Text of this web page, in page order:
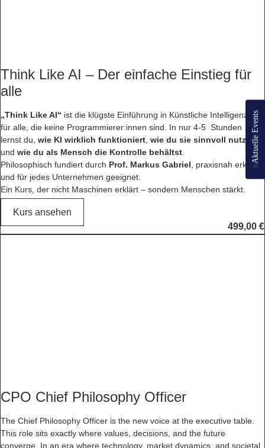
Aktuelle Events
Think Like AI – Der einfache Einstieg für
alle
„Think Like AI“ ist die klügste Einführung in Künstliche Intelligenz –
für alle, die keine Programmierer:innen sind. In nur 4-5 Stunden
lernst du, wie KI wirklich funktioniert, wie du sie sinnvoll nutzt
und wie du als Mensch die Kontrolle behältst.
Philosophisch fundiert durch Prof. Markus Gabriel, praxisnah erklärt
und für jedes Unternehmen geeignet.
Ein Kurs, der nicht Maschinen erklärt – sondern Menschen stärkt.
Kurs ansehen
499,00 €
CPO Chief Philosophy Officer
The Chief Philosophy Officer is the new voice at the executive table.
This role sits exactly where values, decisions, and the future
converge. In an era where technology, market dynamics, and societal